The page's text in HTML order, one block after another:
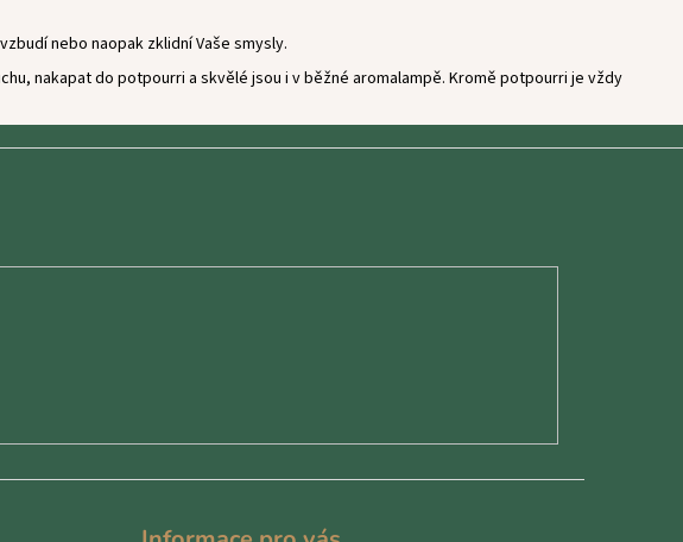
nebo naopak zklidní Vaše smysly.
nakapat do potpourri a skvělé jsou i v běžné aromalampě. Kromě potpourri je vždy